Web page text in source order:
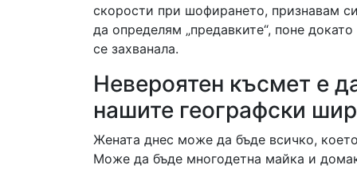
скорости при шофирането, признавам
да определям „предавките“, поне
се захванала.
Невероятен късмет е
нашите географски
Жената днес може да бъде всичко,
Може да бъде многодетна майка и